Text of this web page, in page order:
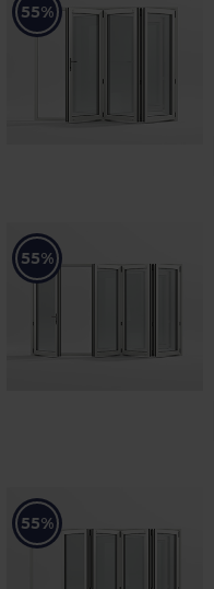
55%
55%
55%